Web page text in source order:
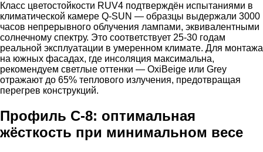
Класс цветостойкости RUV4 подтверждён испытаниями в
климатической камере Q-SUN — образцы выдержали 3000
часов непрерывного облучения лампами, эквивалентными
солнечному спектру. Это соответствует 25-30 годам
реальной эксплуатации в умеренном климате. Для монтажа
на южных фасадах, где инсоляция максимальна,
рекомендуем светлые оттенки — OxiBеige или Grey
отражают до 65% теплового излучения, предотвращая
перегрев конструкций.
Профиль С-8: оптимальная
жёсткость при минимальном весе